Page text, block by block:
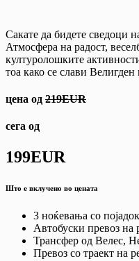
Сакате да бидете сведоци
Атмосфера на радост,
културолошките
тоа како се слави
цена од 219EUR
сега од
199EUR
Што е вклучено во цената
3 ноќевања со
Автобуски превоз на
Трансфер од Велес,
Превоз со траект на